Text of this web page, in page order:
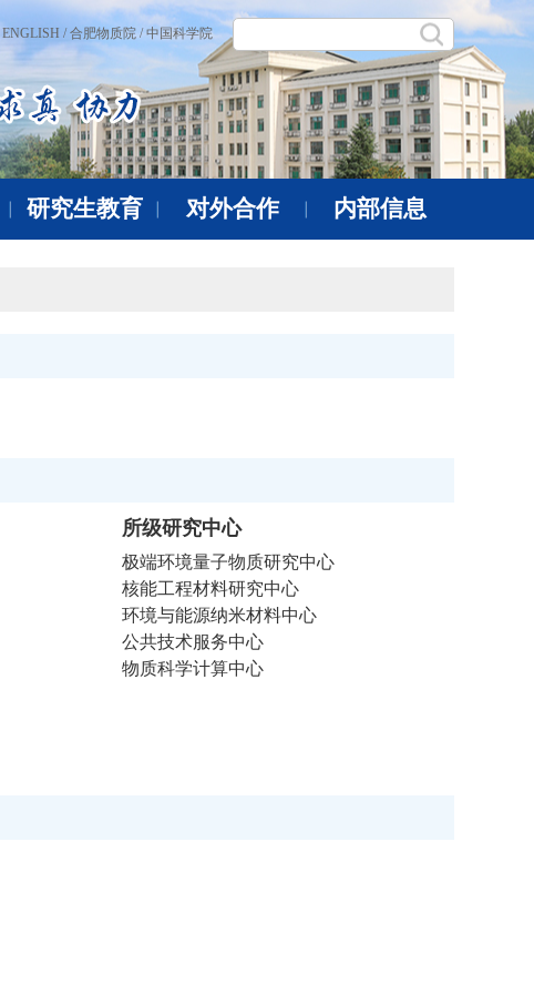
ENGLISH / 合肥物质院 / 中国科学院
研究生教育 对外合作 内部信息
所级研究中心
极端环境量子物质研究中心
核能工程材料研究中心
环境与能源纳米材料中心
公共技术服务中心
物质科学计算中心